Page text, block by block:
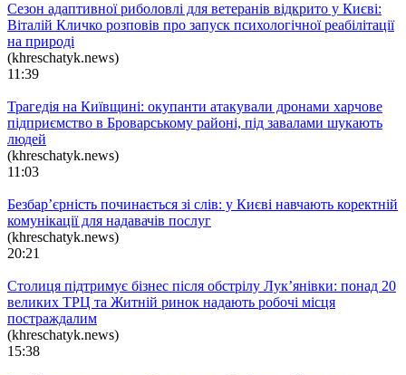
Сезон адаптивної риболовлі для ветеранів відкрито у Києві:
Віталій Кличко розповів про запуск психологічної реабілітації
на природі
(khreschatyk.news)
11:39
Трагедія на Київщині: окупанти атакували дронами харчове
підприємство в Броварському районі, під завалами шукають
людей
(khreschatyk.news)
11:03
Безбар’єрність починається зі слів: у Києві навчають коректній
комунікації для надавачів послуг
(khreschatyk.news)
20:21
Столиця підтримує бізнес після обстрілу Лук’янівки: понад 20
великих ТРЦ та Житній ринок надають робочі місця
постраждалим
(khreschatyk.news)
15:38